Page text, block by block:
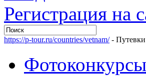
Регистрация на
https://p-tour.ru/countries/vetnam/-
Фотоконкурсы